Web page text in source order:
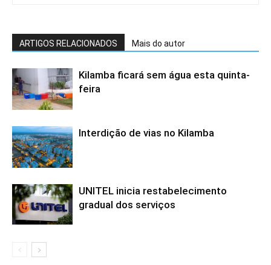
ARTIGOS RELACIONADOS Mais do autor
Kilamba ficará sem água esta quinta-
feira
Interdição de vias no Kilamba
UNITEL inicia restabelecimento
gradual dos serviços